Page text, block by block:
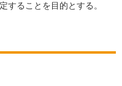
することを目的とする。